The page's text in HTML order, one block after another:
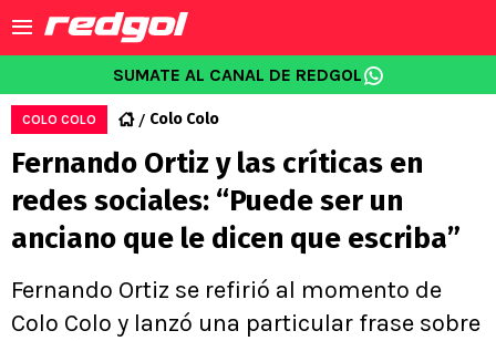
SUMATE AL CANAL DE REDGOL
COLO COLO Colo Colo
Fernando Ortiz y las críticas en
redes sociales: “Puede ser un
anciano que le dicen que escriba”
Fernando Ortiz se refirió al momento de
Colo Colo y lanzó una particular frase sobre